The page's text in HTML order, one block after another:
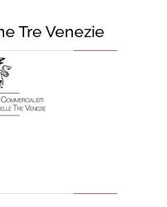
Tre Venezie